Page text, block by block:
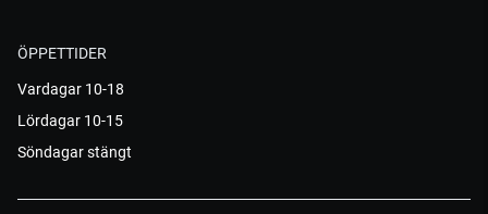
ÖPPETTIDER
Vardagar 10-18
Lördagar 10-15
Söndagar stängt